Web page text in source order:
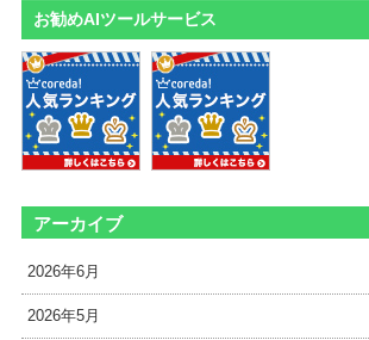
お勧めAIツールサービス
アーカイブ
2026年6月
2026年5月